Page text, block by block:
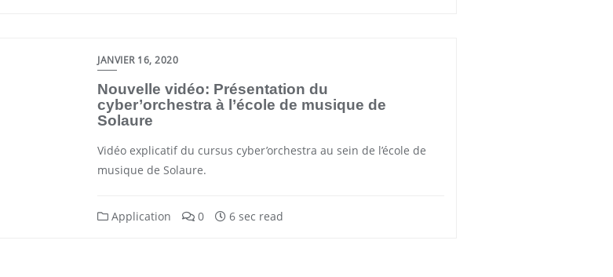
JANVIER 16, 2020
Nouvelle vidéo: Présentation du
cyber’orchestra à l’école de musique de
Solaure
Vidéo explicatif du cursus cyber’orchestra au sein de l’école de
musique de Solaure.
Application 0 6 sec read